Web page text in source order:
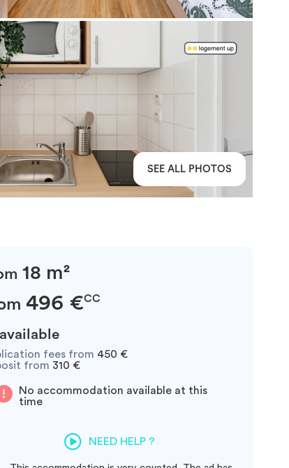
SEE ALL PHOTOS
18 m²
496 €CC
fees from 450 €
from 310 €
No accommodation available at this
time
NEED HELP ?